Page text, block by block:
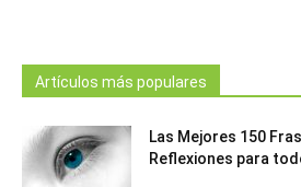
Artículos más populares
Las Mejores 150
Reflexiones para